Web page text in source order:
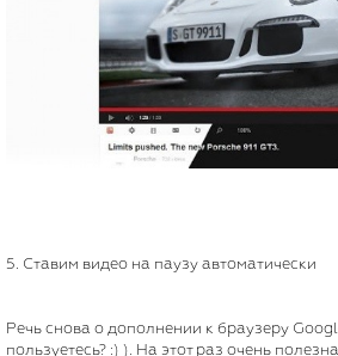
5. Ставим видео на паузу автоматически
Речь снова о дополнении к браузеру
пользуетесь? :) ). На этот раз очень